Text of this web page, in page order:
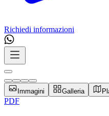
Richiedi informazioni
Immagini Galleria
PDF